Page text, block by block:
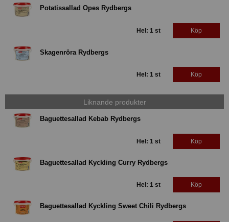
Potatissallad Opes Rydbergs
Hel: 1 st Köp
Skagenröra Rydbergs
Hel: 1 st Köp
Liknande produkter
Baguettesallad Kebab Rydbergs
Hel: 1 st Köp
Baguettesallad Kyckling Curry Rydbergs
Hel: 1 st Köp
Baguettesallad Kyckling Sweet Chili Rydbergs